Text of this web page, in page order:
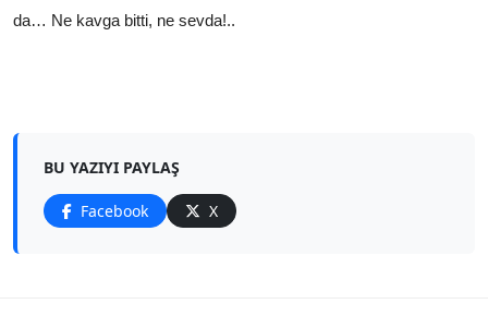
da… Ne kavga bitti, ne sevda!..
BU YAZIYI PAYLAŞ
Facebook X